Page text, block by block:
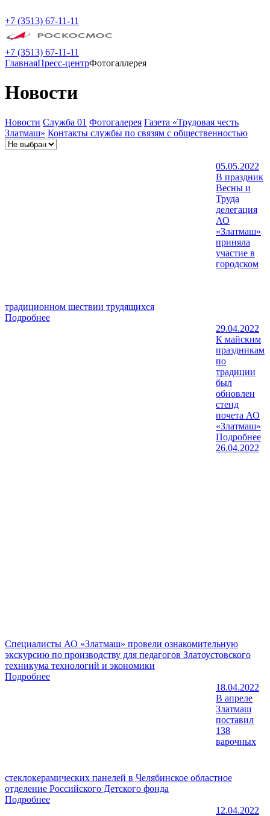
+7 (3513) 67-11-11
+7 (3513) 67-11-11
ГлавнаяПресс-центрФотогаллерея
Новости
Новости Служба 01 Фотогалерея Газета «Трудовая честь
Златмаш» Контакты службы по связям с общественностью
05.05.2022
В праздник
Весны и
Труда
делегация
АО
«Златмаш»
приняла
участие в
городском
традиционном шествии трудящихся
Подробнее
29.04.2022
К майским
праздникам
по
традиции
был
обновлен
стенд
почета АО
«Златмаш»
Подробнее
26.04.2022
Специалисты АО «Златмаш» провели ознакомительную
экскурсию по производству для педагогов Златоустовского
техникума технологий и экономики
Подробнее
18.04.2022
В апреле
Златмаш
поставил
138
варочных
стеклокерамических панелей в Челябинское областное
отделение Российского Детского фонда
Подробнее
12.04.2022